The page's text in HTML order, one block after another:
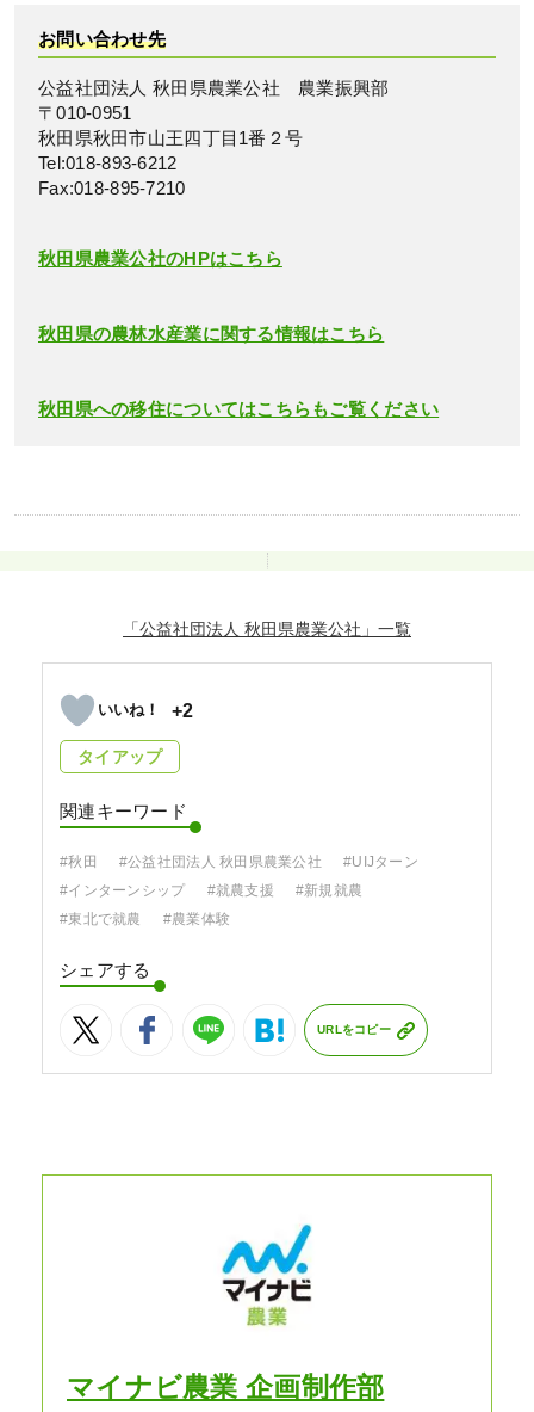
お問い合わせ先
公益社団法人 秋田県農業公社 農業振興部
〒010-0951
秋田県秋田市山王四丁目1番２号
Tel:018-893-6212
Fax:018-895-7210
秋田県農業公社のHPはこちら
秋田県の農林水産業に関する情報はこちら
秋田県への移住についてはこちらもご覧ください
「公益社団法人 秋田県農業公社」
+2
タイアップ
関連キーワード
#秋田 #公益社団法人 秋田県農業公社
#UIJターン
#インターンシップ
#就農支援
#新規就農
#東北で就農
#農業体験
シェアする
URLをコピー
マイナビ農業 企画制作部